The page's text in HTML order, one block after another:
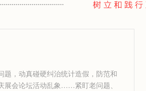
题，动真碰硬纠治统计造假，防范和
展会论坛活动乱象……紧盯老问题、